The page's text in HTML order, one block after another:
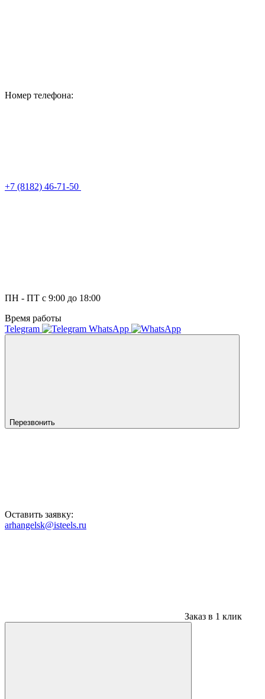
Номер телефона:
+7 (8182) 46-71-50
ПН - ПТ с 9:00 до 18:00
Время работы
Telegram
WhatsApp
Перезвонить
Оставить заявку:
arhangelsk@isteels.ru
Заказ в 1 клик